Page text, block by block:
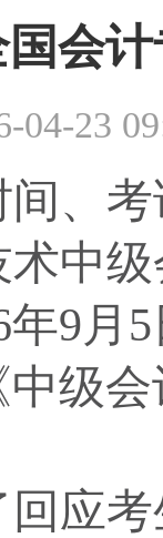
国会
04-23
、
中
年9月 5
中级
回应